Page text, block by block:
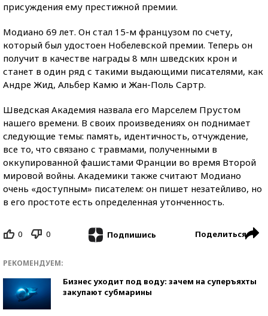
присуждения ему престижной премии.
Модиано 69 лет. Он стал 15-м французом по счету,
который был удостоен Нобелевской премии. Теперь он
получит в качестве награды 8 млн шведских крон и
станет в один ряд с такими выдающими писателями, как
Андре Жид, Альбер Камю и Жан-Поль Сартр.
Шведская Академия назвала его Марселем Прустом
нашего времени. В своих произведениях он поднимает
следующие темы: память, идентичность, отчуждение,
все то, что связано с травмами, полученными в
оккупированной фашистами Франции во время Второй
мировой войны. Академики также считают Модиано
очень «доступным» писателем: он пишет незатейливо, но
в его простоте есть определенная утонченность.
0 0 Подпишись Поделиться
РЕКОМЕНДУЕМ:
Бизнес уходит под воду: зачем на суперъяхты
закупают субмарины